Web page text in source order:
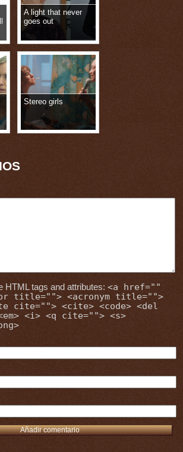
A light that never
goes out
Stereo girls
HTML tags and attributes: <a href=""
title=""> <acronym title="">
cite=""> <cite> <code> <del
<i> <q cite=""> <s>